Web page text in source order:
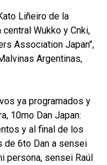
Liñeiro de la
Wukko y Cnki,
Association Japan",
Argentinas,
ya programados y
10mo Dan Japan:
y al final de los
de 6to Dan a sensei
persona, sensei Raúl